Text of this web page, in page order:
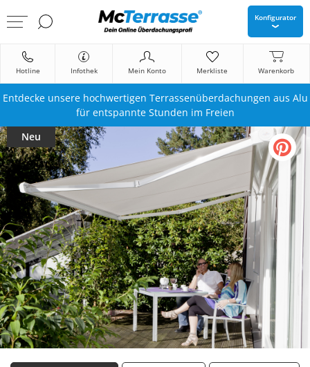
Konfigurator
Hotline Infothek Mein Konto Merkliste Warenkorb
Entdecke unsere hochwertigen Terrassenüberdachungen aus Alu
für entspannte Stunden im Freien
Neu